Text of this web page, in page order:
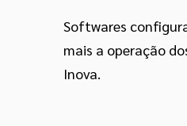
Softwares
mais a operação
Inova.